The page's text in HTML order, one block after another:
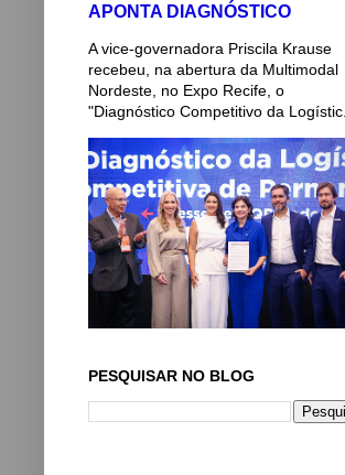
APONTA DIAGNÓSTICO
A vice-governadora Priscila Krause
recebeu, na abertura da Multimodal
Nordeste, no Expo Recife, o
"Diagnóstico Competitivo da
PESQUISAR NO BLOG